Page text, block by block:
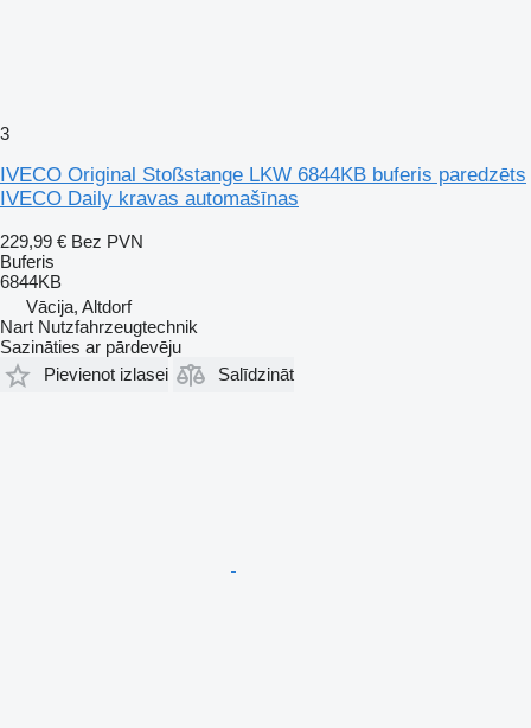
3
IVECO Original Stoßstange LKW 6844KB buferis paredzēts
IVECO Daily kravas automašīnas
229,99 € Bez PVN
Buferis
6844KB
Vācija, Altdorf
Nart Nutzfahrzeugtechnik
Sazināties ar pārdevēju
Pievienot izlasei
Salīdzināt